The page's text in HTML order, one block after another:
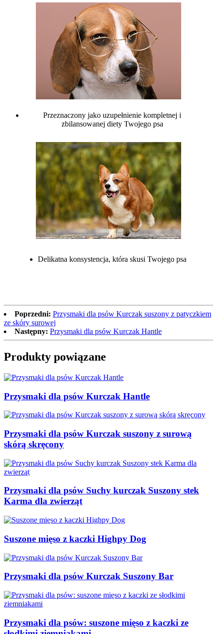
Przeznaczony jako uzupełnienie kompletnej i
zbilansowanej diety Twojego psa
Delikatna konsystencja, która skusi Twojego psa
Poprzedni: Przysmaki dla psów Kurczak suszony z patyczkiem
ze skóry surowej
Następny: Przysmaki dla psów Kurczak Hantle
Produkty powiązane
Przysmaki dla psów Kurczak Hantle
Przysmaki dla psów Kurczak suszony z surową
skórą skręcony
Przysmaki dla psów Suchy kurczak Suszony stek
Karma dla zwierząt
Suszone mięso z kaczki Highpy Dog
Przysmaki dla psów Kurczak Suszony Bar
Przysmaki dla psów: suszone mięso z kaczki ze